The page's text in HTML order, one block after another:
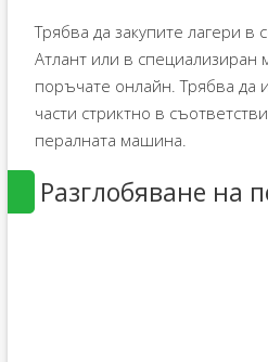
Трябва да закупите лагери в
Атлант или в специализиран
поръчате онлайн. Трябва да
части стриктно в
пералната машина.
Разглобяване на